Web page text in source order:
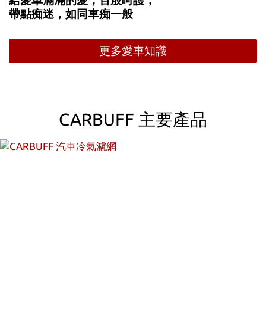
帶點痴迷，如同車痴一般
更多愛車知識
CARBUFF 主要產品